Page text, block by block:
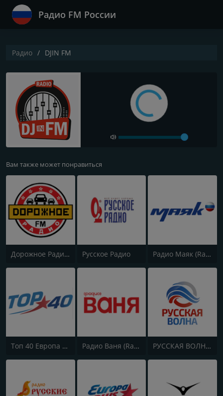
Радио FM России
Радио DJIN FM
Вам также может понравиться
Дорожное Радио (Dorojnoe Radio) Русское Радио Радио Маяк (Radio Mayak)
Топ 40 Европа Плюс (Top 40 Europa Plus) Радио Ваня (Radio Vanya) РУССКАЯ ВОЛНА - RUSSIAN WAVE